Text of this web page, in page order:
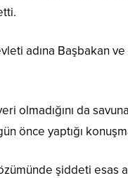
adına Başbakan
olmadığını da
önce yaptığı
şiddeti esas